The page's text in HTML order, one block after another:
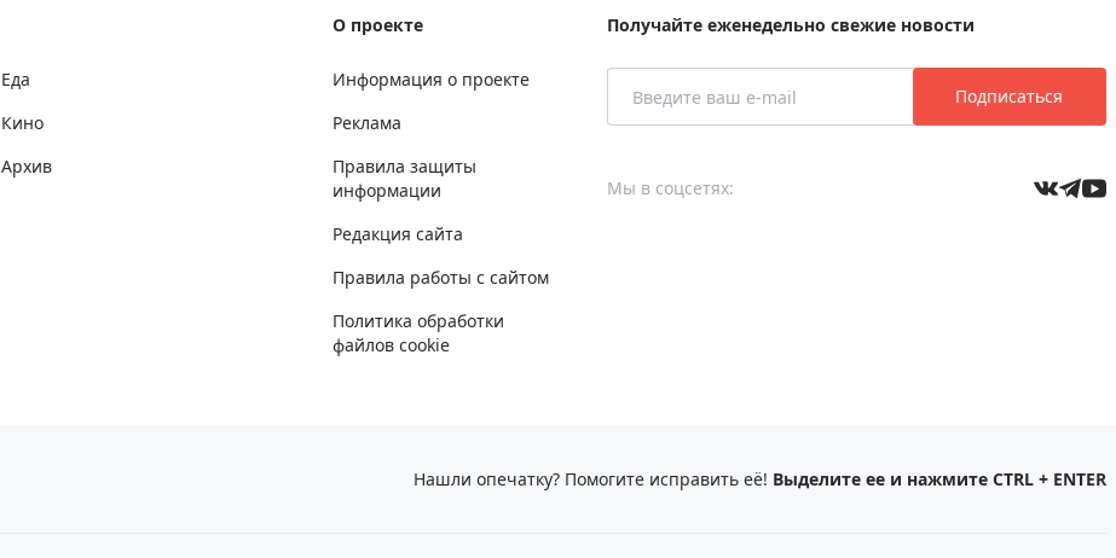
Еда
Кино
Архив
О проекте
Информация о проекте
Реклама
Правила защиты
информации
Редакция сайта
Правила работы с сайтом
Политика обработки
файлов cookie
Получайте еженедельно свежие новости
Подписаться
Мы в соцсетях:
Нашли опечатку? Помогите исправить её! Выделите ее и нажмите CTRL + ENTER